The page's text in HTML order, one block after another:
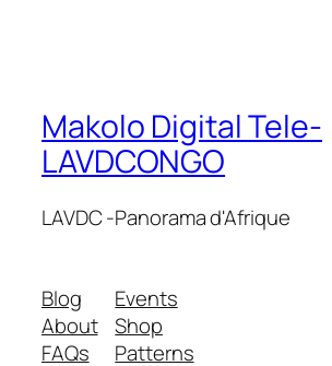
Makolo Digital Tele-
LAVDCONGO
LAVDC -Panorama d'Afrique
Blog
About
FAQs
Events
Shop
Patterns